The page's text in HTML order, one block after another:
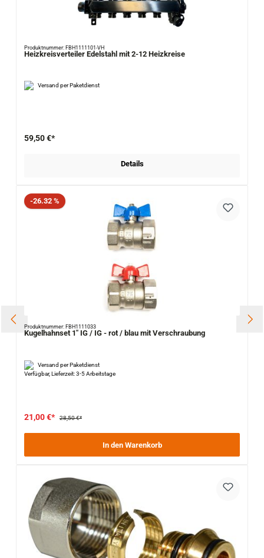
Produktnummer: FBH1111101-VH
Heizkreisverteiler Edelstahl mit 2-12 Heizkreise
Versand per Paketdienst
59,50 €*
Details
Rabatt
-26.32 %
Produktnummer: FBH1111033
Kugelhahnset 1" IG / IG - rot / blau mit Verschraubung
Versand per Paketdienst
Verfügbar, Lieferzeit: 3-5 Arbeitstage
21,00 €* 28,50 €*
In den Warenkorb